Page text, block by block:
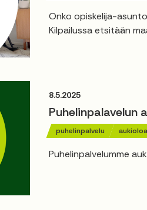
Onko opiskelija-
Kilpailussa etsitään
8.5.2025
Puhelinpalavelun
puhelinpalvelu
Puhelinpalvelumme